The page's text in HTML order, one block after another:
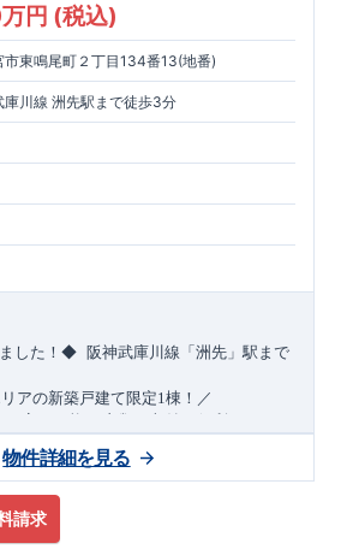
円 (税込)
市東鳴尾町２丁目134番13(地番)
庫川線 洲先駅まで徒歩3分
した！◆ ​阪神武庫川線 「洲先」駅まで
アの新築戸建て限定1棟！／
・2部屋から行き来できる
兼ね備えたオープンサニタリー
​
ｍ)​
ージにジャンプします↓
賞 プロジェクト同時受賞
請求
物件詳細を見る